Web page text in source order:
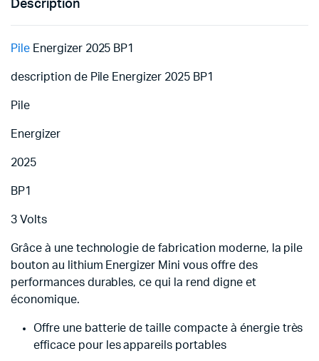
Description
PileEnergizer 2025 BP1
description de Pile Energizer 2025 BP1
Pile
Energizer
2025
BP1
3 Volts
Grâce à une technologie de fabrication moderne, la pile
bouton au lithium Energizer Mini vous offre des
performances durables, ce qui la rend digne et
économique.
Offre une batterie de taille compacte à énergie très
efficace pour les appareils portables